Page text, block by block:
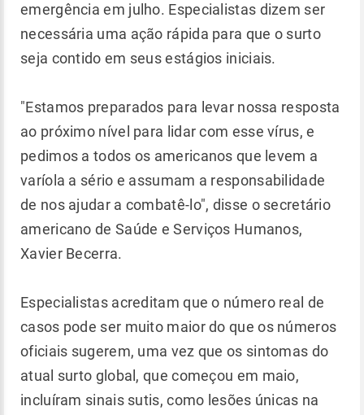
emergência em julho. Especialistas dizem ser
necessária uma ação rápida para que o surto
seja contido em seus estágios iniciais.
"Estamos preparados para levar nossa resposta
ao próximo nível para lidar com esse vírus, e
pedimos a todos os americanos que levem a
varíola a sério e assumam a responsabilidade
de nos ajudar a combatê-lo", disse o secretário
americano de Saúde e Serviços Humanos,
Xavier Becerra.
Especialistas acreditam que o número real de
casos pode ser muito maior do que os números
oficiais sugerem, uma vez que os sintomas do
atual surto global, que começou em maio,
incluíram sinais sutis, como lesões únicas na